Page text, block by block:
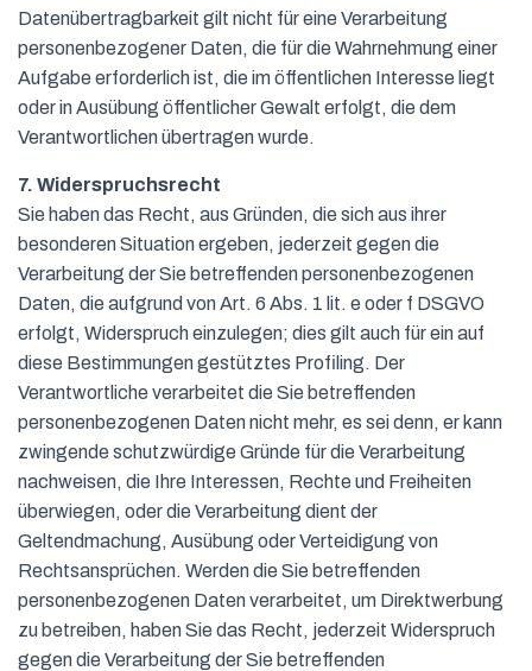
Datenübertragbarkeit gilt nicht für eine Verarbeitung
personenbezogener Daten, die für die Wahrnehmung einer
Aufgabe erforderlich ist, die im öffentlichen Interesse liegt
oder in Ausübung öffentlicher Gewalt erfolgt, die dem
Verantwortlichen übertragen wurde.
7. Widerspruchsrecht
Sie haben das Recht, aus Gründen, die sich aus ihrer
besonderen Situation ergeben, jederzeit gegen die
Verarbeitung der Sie betreffenden personenbezogenen
Daten, die aufgrund von Art. 6 Abs. 1 lit. e oder f DSGVO
erfolgt, Widerspruch einzulegen; dies gilt auch für ein auf
diese Bestimmungen gestütztes Profiling. Der
Verantwortliche verarbeitet die Sie betreffenden
personenbezogenen Daten nicht mehr, es sei denn, er kann
zwingende schutzwürdige Gründe für die Verarbeitung
nachweisen, die Ihre Interessen, Rechte und Freiheiten
überwiegen, oder die Verarbeitung dient der
Geltendmachung, Ausübung oder Verteidigung von
Rechtsansprüchen. Werden die Sie betreffenden
personenbezogenen Daten verarbeitet, um Direktwerbung
zu betreiben, haben Sie das Recht, jederzeit Widerspruch
gegen die Verarbeitung der Sie betreffenden